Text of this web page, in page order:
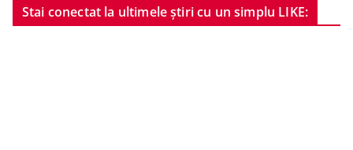
Stai conectat la ultimele știri cu un simplu LIKE: